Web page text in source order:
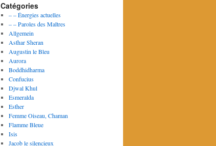
Catégories
– – Énergies actuelles
– – Paroles des Maîtres
Allgemein
Asthar Sheran
Augustin le Bleu
Aurora
Boddhidharma
Confucius
Djwal Khul
Esmeralda
Esther
Femme Oiseau, Chaman
Flamme Bleue
Isis
Jacob le silencieux